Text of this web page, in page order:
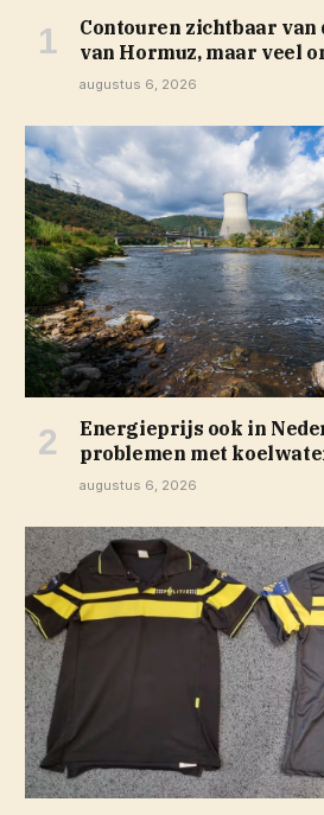
Contouren zichtbaar van
van Hormuz, maar veel
augustus 6, 2026
Energieprijs ook in
problemen met
augustus 6, 2026